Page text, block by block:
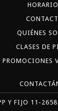
QUIÉNES
CLASES DE
PROMOCIONES
Y FIJO 11-